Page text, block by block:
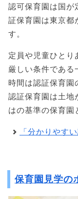
認可保育園は国が
証保育園は東京都
す。
定員や児童ひとり
厳しい条件である
時間は認証保育園
認証保育園は土地
はの基準の保育園
「分かりやす
保育園見学の